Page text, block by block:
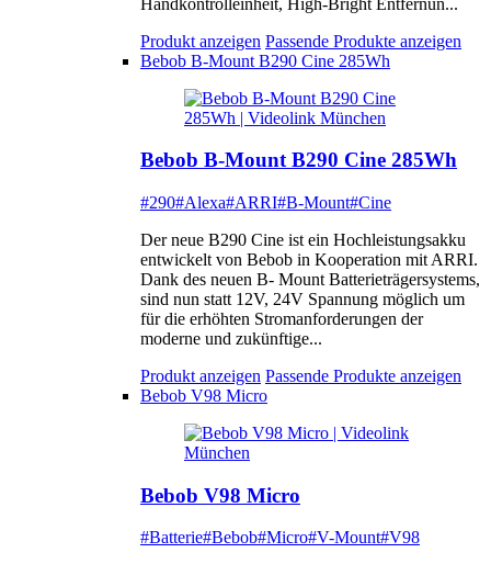
Produkt anzeigen Passende Produkte anzeigen
Bebob B-Mount B290 Cine 285Wh
Bebob B-Mount B290 Cine 285Wh
#290#Alexa#ARRI#B-Mount#Cine
Der neue B290 Cine ist ein Hochleistungsakku
entwickelt von Bebob in Kooperation mit ARRI.
Dank des neuen B- Mount Batterieträgersystems,
sind nun statt 12V, 24V Spannung möglich um
für die erhöhten Stromanforderungen der
moderne und zukünftige...
Produkt anzeigen Passende Produkte anzeigen
Bebob V98 Micro
Bebob V98 Micro
#Batterie#Bebob#Micro#V-Mount#V98